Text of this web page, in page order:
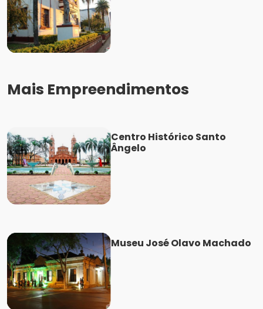
Mais Empreendimentos
Centro Histórico Santo
Ângelo
Museu José Olavo Machado